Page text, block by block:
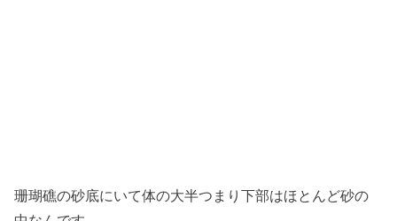
珊瑚礁の砂底にいて体の大半つまり下部はほとんど砂の